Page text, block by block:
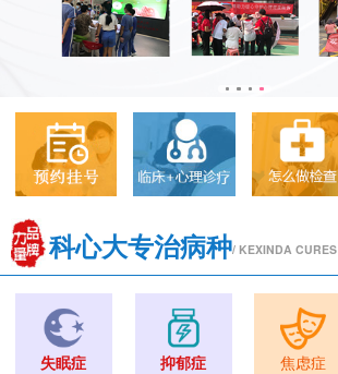
科心大专治病种/ KEXINDA CURES
失眠症 抑郁症 焦虑症